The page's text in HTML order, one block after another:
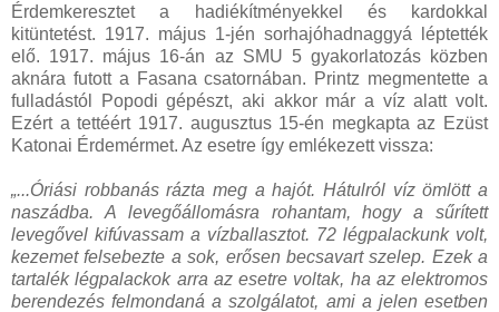
Érdemkeresztet a hadiékítményekkel és kardokkal
kitüntetést. 1917. május 1-jén sorhajóhadnaggyá léptették
elő. 1917. május 16-án az SMU 5 gyakorlatozás közben
aknára futott a Fasana csatornában. Printz megmentette a
fulladástól Popodi gépészt, aki akkor már a víz alatt volt.
Ezért a tettéért 1917. augusztus 15-én megkapta az Ezüst
Katonai Érdemérmet. Az esetre így emlékezett vissza:
„...Óriási robbanás rázta meg a hajót. Hátulról víz ömlött a
naszádba. A levegőállomásra rohantam, hogy a sűrített
levegővel kifúvassam a vízballasztot. 72 légpalackunk volt,
kezemet felsebezte a sok, erősen becsavart szelep. Ezek a
tartalék légpalackok arra az esetre voltak, ha az elektromos
berendezés felmondaná a szolgálatot, ami a jelen esetben